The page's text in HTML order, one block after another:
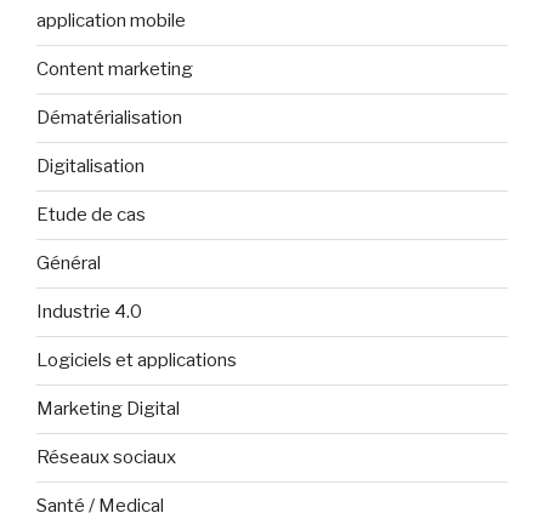
application mobile
Content marketing
Dématérialisation
Digitalisation
Etude de cas
Général
Industrie 4.0
Logiciels et applications
Marketing Digital
Réseaux sociaux
Santé / Medical